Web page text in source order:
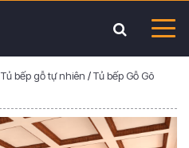
Tủ bếp gỗ tự nhiên /Tủ bếp Gỗ Gõ